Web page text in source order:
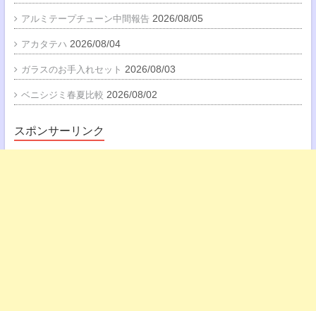
アルミテープチューン中間報告 2026/08/05
アカタテハ 2026/08/04
ガラスのお手入れセット 2026/08/03
ベニシジミ春夏比較 2026/08/02
スポンサーリンク